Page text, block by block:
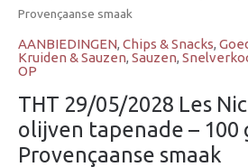
Provençaanse smaak
AANBIEDINGEN, Chips & Snacks,
Kruiden & Sauzen, Sauzen,
OP
THT 29/05/2028 Les
olijven tapenade – 100
Provençaanse smaak